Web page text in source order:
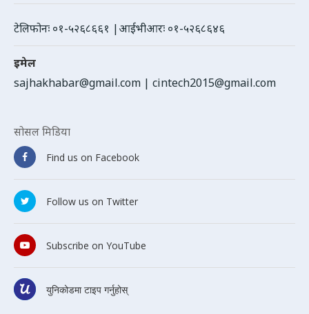
टेलिफोनः ०१-५२६८६६१ |आईभीआरः ०१-५२६८६४६
इमेल
sajhakhabar@gmail.com | cintech2015@gmail.com
सोसल मिडिया
Find us on Facebook
Follow us on Twitter
Subscribe on YouTube
युनिकोडमा टाइप गर्नुहोस्